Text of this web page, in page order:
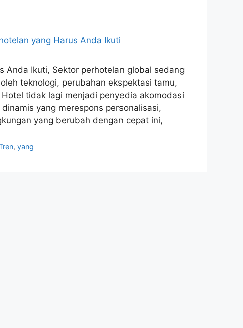
Anda Ikuti, Sektor perhotelan global sedang
teknologi, perubahan ekspektasi tamu,
tidak lagi menjadi penyedia akomodasi
yang merespons personalisasi,
yang berubah dengan cepat ini,
,yang